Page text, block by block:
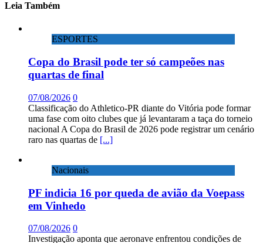
Leia Também
ESPORTES
Copa do Brasil pode ter só campeões nas
quartas de final
07/08/2026 0
Classificação do Athletico-PR diante do Vitória pode formar
uma fase com oito clubes que já levantaram a taça do torneio
nacional A Copa do Brasil de 2026 pode registrar um cenário
raro nas quartas de [...]
Nacionais
PF indicia 16 por queda de avião da Voepass
em Vinhedo
07/08/2026 0
Investigação aponta que aeronave enfrentou condições de